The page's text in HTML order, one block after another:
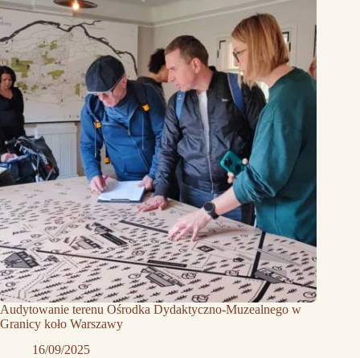
Audytowanie terenu Ośrodka Dydaktyczno-Muzealnego w
Granicy koło Warszawy
16/09/2025